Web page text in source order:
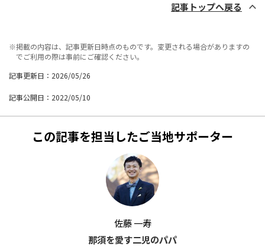
記事トップへ戻る
※掲載の内容は、記事更新日時点のものです。変更される場合がありますの
でご利用の際は事前にご確認ください。
記事更新日：2026/05/26
記事公開日：2022/05/10
この記事を担当したご当地サポーター
佐藤 一寿
那須を愛す二児のパパ